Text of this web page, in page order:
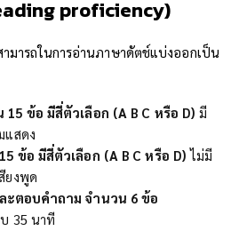
proficiency)
มารถในการอ่านภาษาดัตช์แบ่งออกเป็น
15 ข้อ มีสี่ตัวเลือก (A B C หรือ D) มี
แสดง
15 ข้อ มีสี่ตัวเลือก (A B C หรือ D) ไม่มี
ยงพูด
ะตอบคำถาม จำนวน 6ข้อ
35 นาที